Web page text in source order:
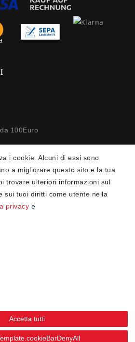
100Euro
i cookie. Alcuni di essi sono
a migliorare questo sito e la tua
trovare ulteriori informazioni sul
sui tuoi diritti come utente nella
privacy e
Accetta tutti